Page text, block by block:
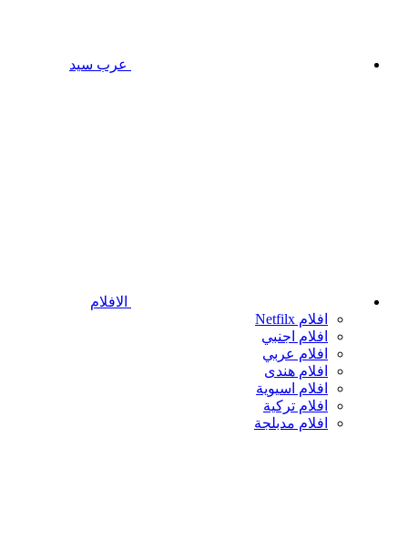
عرب سيد
الافلام
افلام Netfilx
افلام اجنبي
افلام عربي
افلام هندى
افلام اسيوية
افلام تركية
افلام مدبلجة